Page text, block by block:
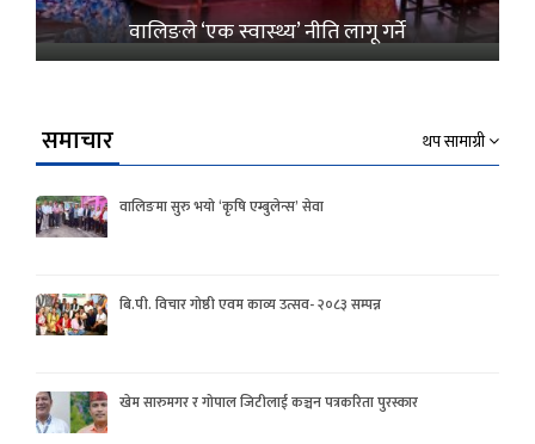
वालिङले ‘एक स्वास्थ्य’ नीति लागू गर्ने
समाचार थप सामाग्री
वालिङमा सुरु भयो ‘कृषि एम्बुलेन्स’ सेवा
बि.पी. विचार गोष्ठी एवम काव्य उत्सव- २०८३ सम्पन्न
खेम सारुमगर र गोपाल जिटीलाई कञ्चन पत्रकरिता पुरस्कार